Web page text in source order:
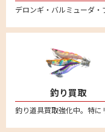
釣り買取